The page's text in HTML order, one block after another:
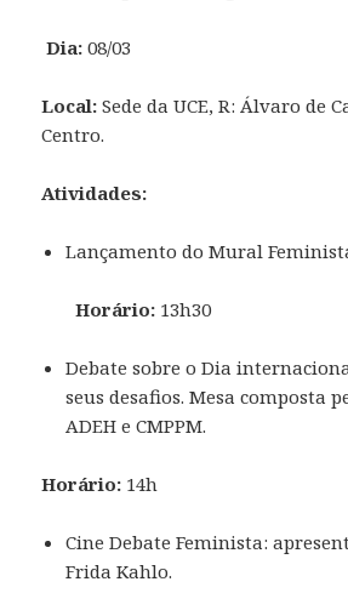
Dia: 08/03
Local: Sede da UCE, R: Álvaro de
Centro.
Atividades:
Lançamento do Mural
Horário: 13h30
Debate sobre o Dia
seus desafios. Mesa composta
ADEH e CMPPM.
Horário: 14h
Cine Debate Feminista:
Frida Kahlo.